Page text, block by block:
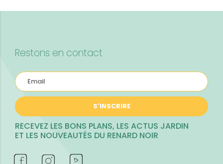
Restons en contact
S'INSCRIRE
RECEVEZ LES BONS PLANS, LES ACTUS JARDIN
ET LES NOUVEAUTÉS DU RENARD NOIR